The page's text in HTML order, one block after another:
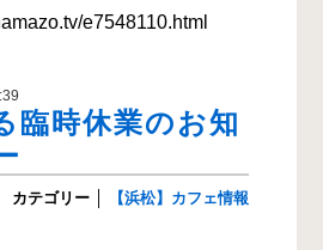
e7548110.html
臨時休業のお知
カテゴリー 【浜松】カフェ情報